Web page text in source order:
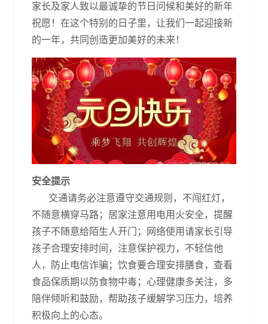
家长及家人致以最诚挚的节日问候和美好的新年
祝愿！在这个特别的日子里，让我们一起迎接新
的一年，共同创造更加美好的未来！
安全提示
交通请务必注意遵守交通规则，不闯红灯，
不随意横穿马路；居家注意用电用火安全，提醒
孩子不随意给陌生人开门；网络使用请家长引导
孩子合理安排时间，注意保护视力，不轻信他
人，防止电信诈骗；饮食要合理安排膳食，查看
食品保质期以防食物中毒；心理健康多关注，多
陪伴倾听和鼓励，帮助孩子缓解学习压力，培养
积极向上的心态。